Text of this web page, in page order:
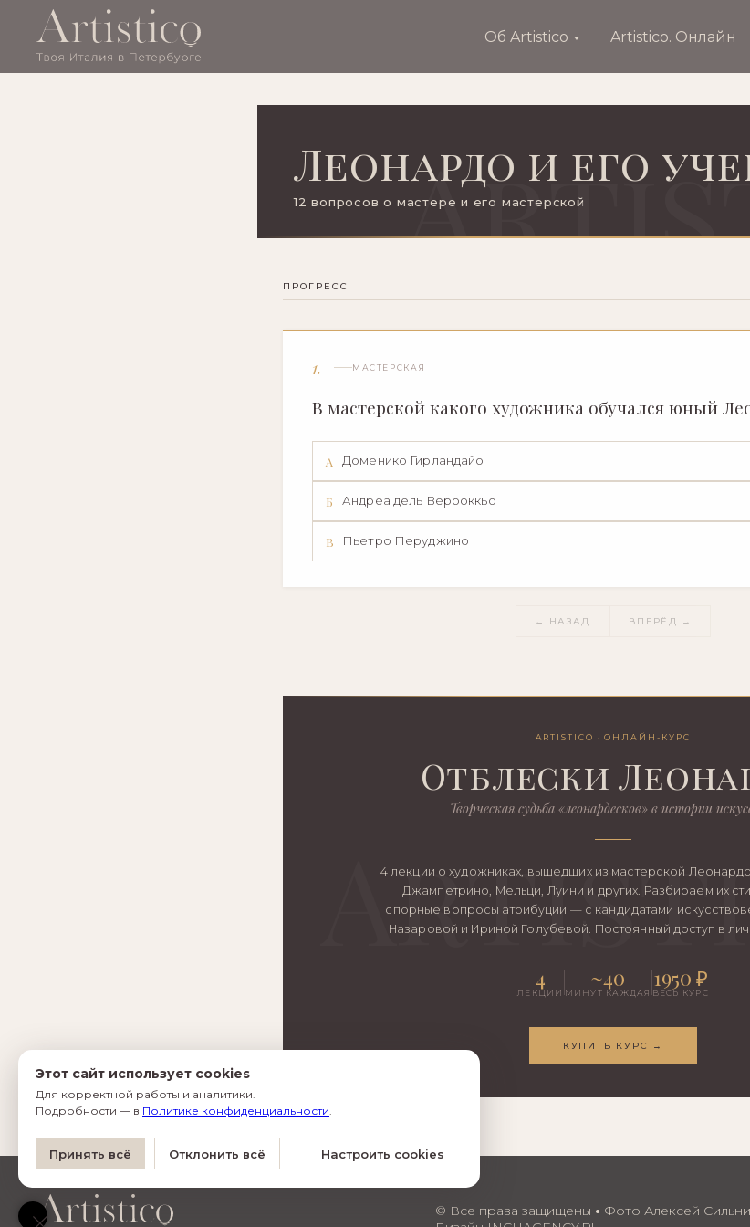
Об Artistico Artistico. Онлайн
Этот сайт использует cookies
Для корректной работы и аналитики.
Подробности — в Политике конфиденциальности.
Принять всё Отклонить всё Настроить cookies
Леонардо и его
12 вопросов о мастере и его мастерской
ПРОГРЕСС
1. МАСТЕРСКАЯ
В мастерской какого художника обучался юный
А Доменико Гирландайо
Б Андреа дель Верроккьо
В Пьетро Перуджино
← НАЗАД ВПЕРЁД →
ARTISTICO · ОНЛАЙН-КУРС
Отблески
Творческая судьба «леонардесков» в истории
4 лекции о художниках, вышедших из мастерской
Джампетрино, Мельци, Луини и других. Разбираем их
спорные вопросы атрибуции — с кандидатами
Назаровой и Ириной Голубевой. Постоянный доступ в
4
ЛЕКЦИИ
~40
МИНУТ КАЖДАЯ
1950 ₽
ВЕСЬ КУРС
КУПИТЬ КУРС →
© Все права защищены • Фото Алексей